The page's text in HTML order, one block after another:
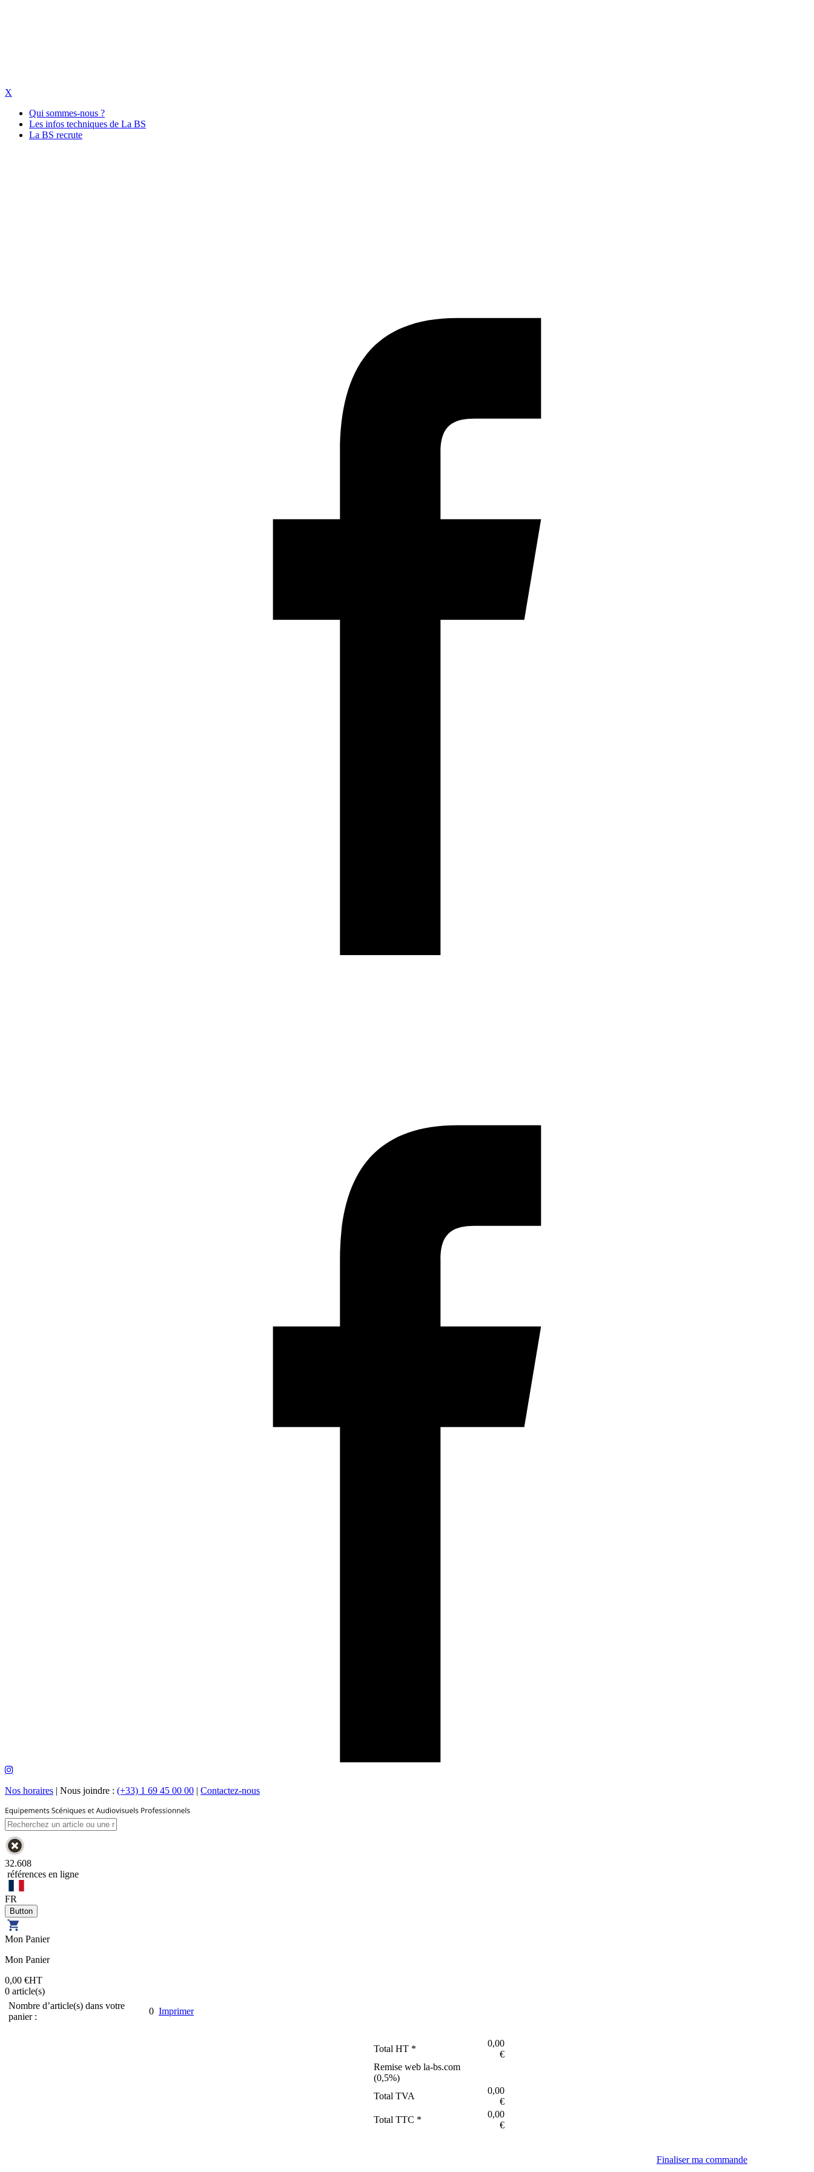
X
Qui sommes-nous ?
Les infos techniques de La BS
La BS recrute
Nos horaires | Nous joindre : (+33) 1 69 45 00 00 | Contactez-nous
32.608
références en ligne
FR
Mon Panier
Mon Panier
0,00 €HT
0 article(s)
Nombre d’article(s) dans votre
panier :
0 Imprimer
Total HT *
0,00
€
Remise web la-bs.com
(0,5%)
Total TVA
0,00
€
Total TTC *
0,00
€
Finaliser ma commande